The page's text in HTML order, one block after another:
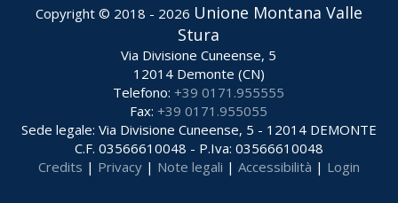
Copyright © 2018 - 2026 Unione Montana Valle
Stura
Via Divisione Cuneense, 5
12014 Demonte (CN)
Telefono:+39 0171.955555
Fax:+39 0171.955055
Sede legale: Via Divisione Cuneense, 5 - 12014 DEMONTE
C.F. 03566610048 - P.Iva: 03566610048
Credits | Privacy| Note legali | Accessibilità | Login